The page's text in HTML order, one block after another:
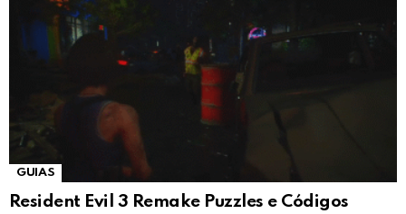
GUIAS
Resident Evil 3 Remake Puzzles e Códigos